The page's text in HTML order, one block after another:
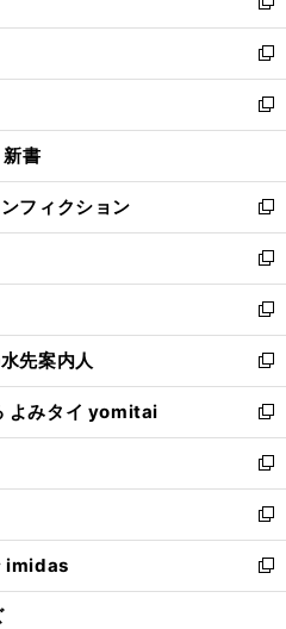
ウ
で
開
く
ィ
ン
ド
ウ
で
開
い
ウ
ィ
ン
ド
ウ
開
く
新
し
い
ウ
ィ
ン
ウ
で
開
く
新
し
い
ウ
ン
ド
ウ
で
開
く
新
し
ウ
ィ
ン
ド
ウ
で
開
く
書
フィクション
新
し
い
ウ
ィ
ン
ド
ウ
で
開
く
新
し
い
ウ
ィ
ン
ド
ウ
で
開
く
新
し
い
ウ
ィ
ン
ド
ウ
で
開
く
先案内人
新
し
い
ウ
ィ
ン
ド
ウ
で
開
よみタイ yomitai
新
し
い
ウ
ィ
ン
ド
ウ
新
し
い
ウ
ィ
ン
新
し
い
ウ
imidas
新
し